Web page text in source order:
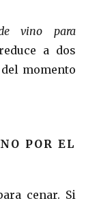
vino para
a dos
momento
POR EL
cenar. Si